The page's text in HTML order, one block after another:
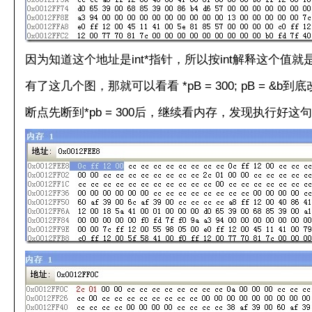
因为知道这个地址是int*指针，所以按int解释这个值就
有了这几个图，那就可以看看 *pB = 300; pB = &b到底
断点先断到*pb = 300后，继续看内存，发现执行好这